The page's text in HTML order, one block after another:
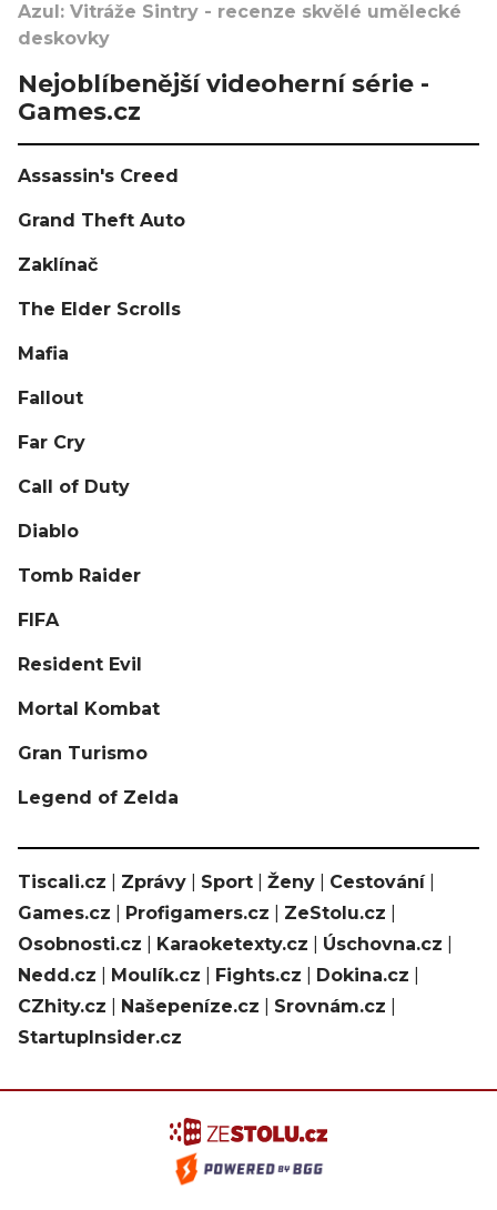
Azul: Vitráže Sintry - recenze skvělé umělecké
deskovky
Nejoblíbenější videoherní série -
Games.cz
Assassin's Creed
Grand Theft Auto
Zaklínač
The Elder Scrolls
Mafia
Fallout
Far Cry
Call of Duty
Diablo
Tomb Raider
FIFA
Resident Evil
Mortal Kombat
Gran Turismo
Legend of Zelda
Tiscali.cz Zprávy Sport Ženy Cestování|
Games.cz
Profigamers.cz ZeStolu.cz
Osobnosti.cz
Karaoketexty.cz Úschovna.cz
Nedd.cz
Moulík.cz Fights.cz Dokina.cz
CZhity.cz
Našepeníze.cz Srovnám.cz
StartupInsider.cz